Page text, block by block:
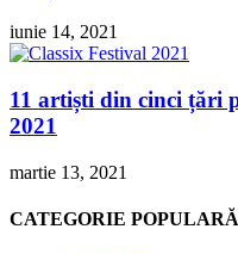
iunie 14, 2021
11 artiști din cinci țări
2021
martie 13, 2021
CATEGORIE POPULARĂ